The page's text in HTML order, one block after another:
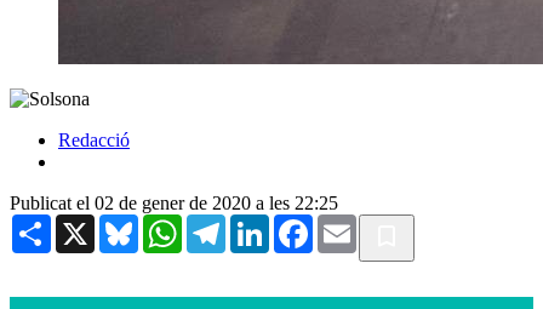
Redacció
Publicat el 02 de gener de 2020 a les 22:25
Share X BlueskyWhatsAppTelegramLinkedInFacebook
Email